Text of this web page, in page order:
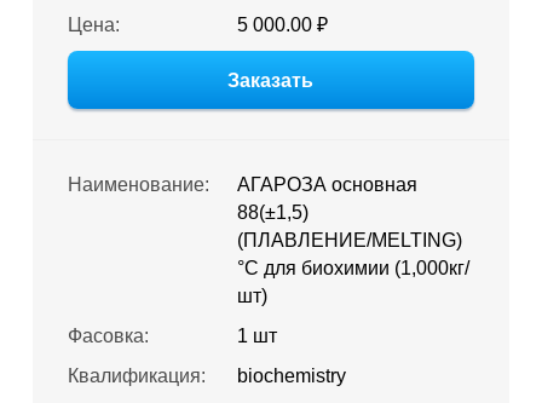
Цена:
5 000.00 ₽
Заказать
Наименование:
АГАРОЗА основная
88(±1,5)
(ПЛАВЛЕНИЕ/MELTING)
°C для биохимии (1,000кг/
шт)
Фасовка:
1 шт
Квалификация:
biochemistry